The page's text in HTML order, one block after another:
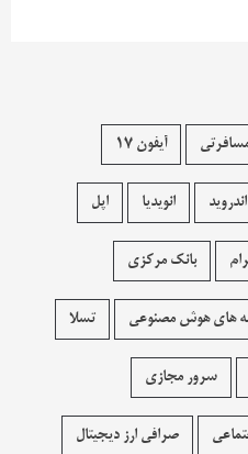
آیفون 17
اندروید انویدیا اپل
بانک مرکزی
های هوش مصنوعی تسلا
سرور مجازی
صرافی ارز دیجیتال